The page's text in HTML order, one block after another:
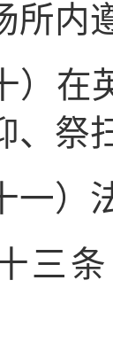
所内
在英
、祭
）法
条